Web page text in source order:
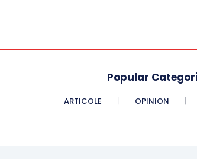
Popular
ARTICOLE OPINION